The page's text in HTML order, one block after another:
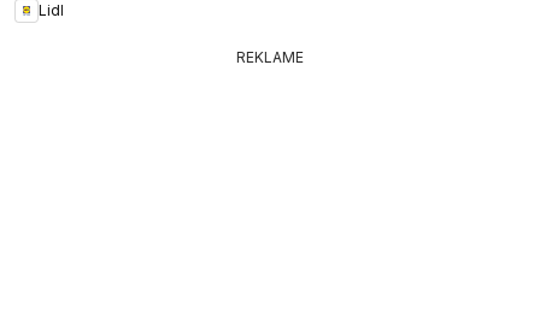
Lidl
REKLAME